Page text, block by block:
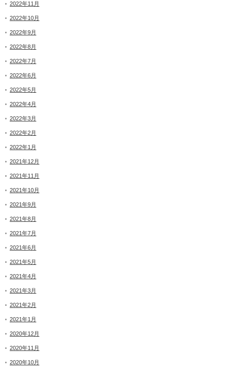
2022年11月
2022年10月
2022年9月
2022年8月
2022年7月
2022年6月
2022年5月
2022年4月
2022年3月
2022年2月
2022年1月
2021年12月
2021年11月
2021年10月
2021年9月
2021年8月
2021年7月
2021年6月
2021年5月
2021年4月
2021年3月
2021年2月
2021年1月
2020年12月
2020年11月
2020年10月